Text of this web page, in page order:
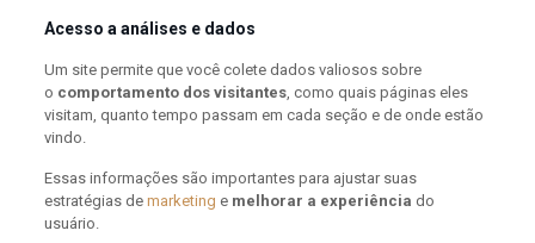
Acesso a análises e dados
Um site permite que você colete dados valiosos sobre
o comportamento dos visitantes, como quais páginas eles
visitam, quanto tempo passam em cada seção e de onde estão
vindo.
Essas informações são importantes para ajustar suas
estratégias demarketing e melhorar a experiência do
usuário.